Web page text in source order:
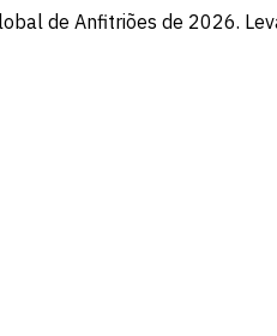
de Anfitriões de 2026.